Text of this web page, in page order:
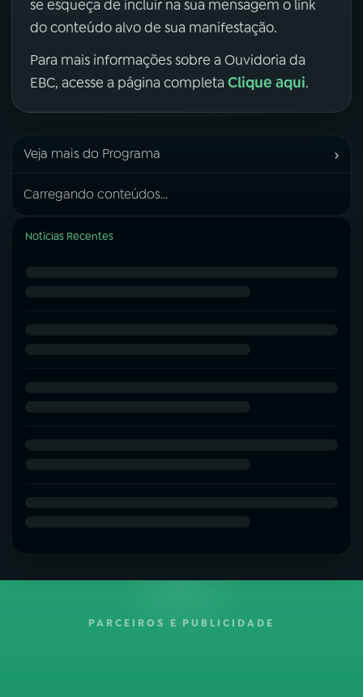
se esqueça de incluir na sua mensagem o link
do conteúdo alvo de sua manifestação.
Para mais informações sobre a Ouvidoria da
EBC, acesse a página completa Clique aqui.
Veja mais do Programa ›
Carregando conteúdos...
Notícias Recentes
PARCEIROS E PUBLICIDADE